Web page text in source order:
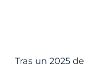
Tras un 2025